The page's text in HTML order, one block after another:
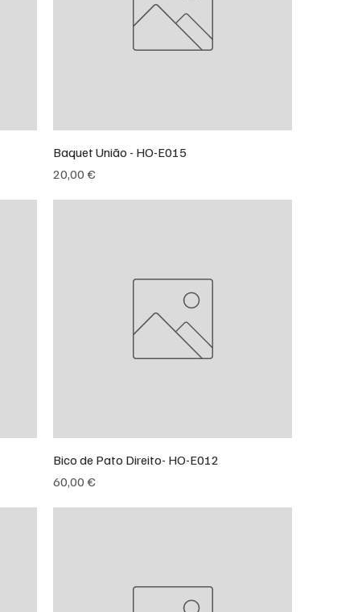
Baquet União - HO-E015
Preço
20,00 €
Bico de Pato Direito- HO-E012
Preço
60,00 €